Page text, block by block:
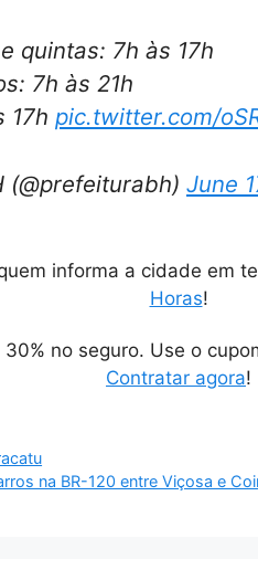
quintas: 7h às 17h
7h às 21h
17h pic.twitter.com/
June
informa a cidade em
Horas!
no seguro. Use o
Contratar agora!
na BR-120 entre Viçosa e